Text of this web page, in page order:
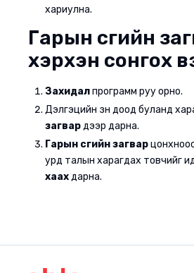
хариулна.
Гарын үсгийн
хэрхэн сонгох
Захидалпрограмм руу орно.
Дэлгэцийн зүүн доод буланд
загвардээр дарна.
Гарын үсгийн загвар
урд талын харагдах товчийг
хаахдарна.